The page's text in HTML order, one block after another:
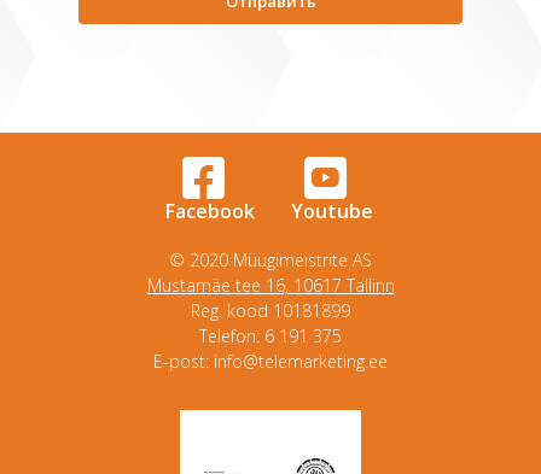
Facebook Youtube
© 2020 Müügimeistrite AS
Mustamäe tee 16, 10617 Tallinn
Reg. kood 10181899
Telefon: 6 191 375
E-post: info@telemarketing.ee